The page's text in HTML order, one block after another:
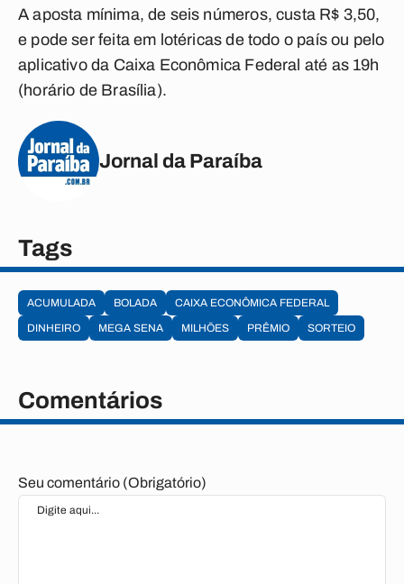
A aposta mínima, de seis números, custa R$ 3,50,
e pode ser feita em lotéricas de todo o país ou pelo
aplicativo da Caixa Econômica Federal até as 19h
(horário de Brasília).
Jornal da Paraíba
Tags
ACUMULADA BOLADA
CAIXA ECONÔMICA FEDERAL
DINHEIRO
MEGA SENA MILHÕES PRÊMIO SORTEIO
Comentários
Seu comentário (Obrigatório)